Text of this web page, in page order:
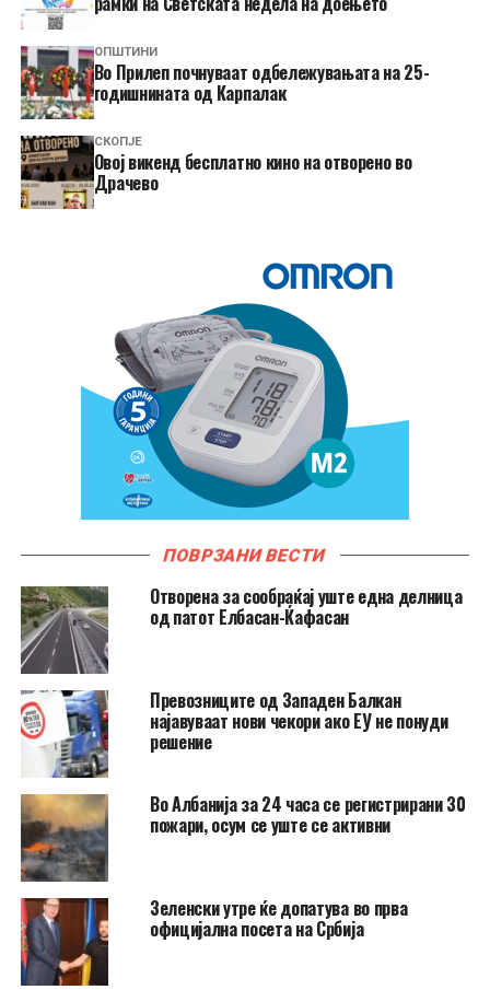
ОПШТИНИ
Во Прилеп почнуваат одбележувањата на 25-
годишнината од Карпалак
СКОПЈЕ
​Овој викенд бесплатно кино на отворено во
Драчево
ПОВРЗАНИ ВЕСТИ
Отворена за сообраќај уште една делница
од патот Елбасан-Ќафасан
Превозниците од Западен Балкан
најавуваат нови чекори ако ЕУ не понуди
решение
Во Албанија за 24 часа се регистрирани 30
пожари, осум се уште се активни
Зеленски утре ќе допатува во прва
официјална посета на Србија